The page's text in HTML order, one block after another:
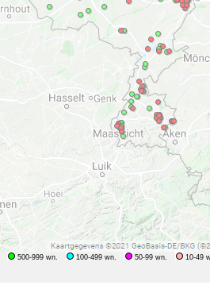
500-999 wn. 100-499 wn. 50-99 wn. 10-49